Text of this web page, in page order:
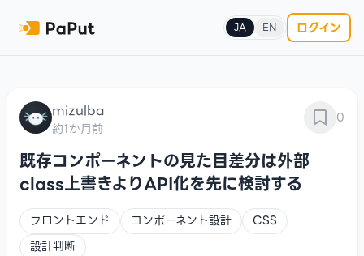
JA EN ログイン
mizulba
約1か月前
0
既存コンポーネントの見た目差分は外部
class上書きよりAPI化を先に検討する
フロントエンド コンポーネント設計
CSS
設計判断